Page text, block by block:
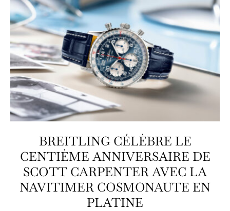
BREITLING CÉLÈBRE LE
CENTIÈME ANNIVERSAIRE DE
SCOTT CARPENTER AVEC LA
NAVITIMER COSMONAUTE EN
PLATINE